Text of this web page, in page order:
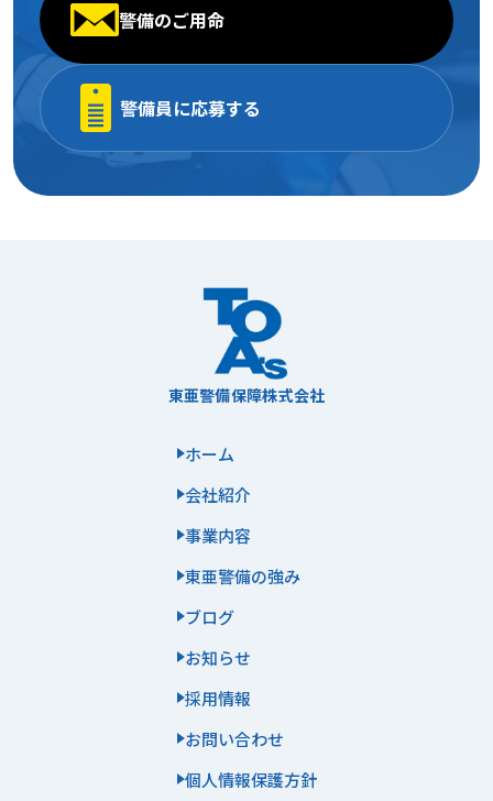
警備のご用命
警備員に応募する
東亜警備保障株式会社
ホーム
会社紹介
事業内容
東亜警備の強み
ブログ
お知らせ
採用情報
お問い合わせ
個人情報保護方針